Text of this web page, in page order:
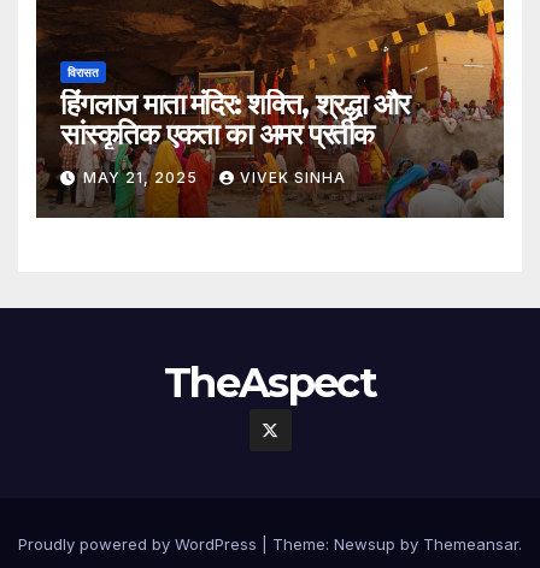
विरासत
हिंगलाज माता मंदिर: शक्ति, श्रद्धा और
सांस्कृतिक एकता का अमर प्रतीक
MAY 21, 2025 VIVEK SINHA
TheAspect
Proudly powered by WordPress Theme: Newsup by Themeansar.